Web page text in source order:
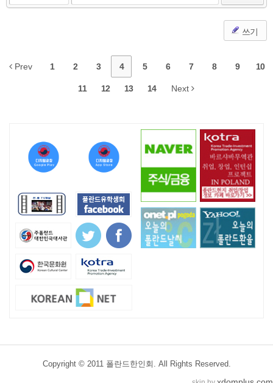
쓰기
Prev 1 2 3 4 5 6 7 8 9 10
11 12 13 14 Next
Copyright © 2011 폴란드한인회. All Rights Reserved.